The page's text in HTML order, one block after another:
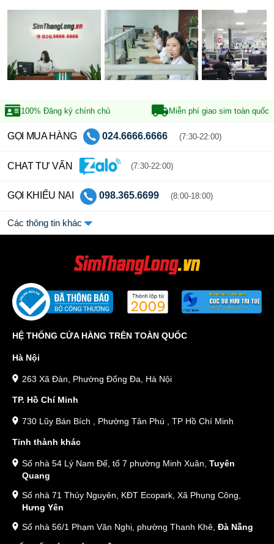
100% Đăng ký chính chủ Miễn phí giao sim toàn quốc
GỌI MUA HÀNG 024.6666.6666 (7:30-22:00)
CHAT TƯ VẤN (7:30-22:00)
GỌI KHIẾU NẠI 098.365.6699 (8:00-18:00)
Các thông tin khác
HỆ THỐNG CỬA HÀNG TRÊN TOÀN QUỐC
Hà Nội
263 Xã Đàn, Phường Đống Đa, Hà Nội
TP. Hồ Chí Minh
730 Lũy Bán Bích , Phường Tân Phú , TP Hồ Chí Minh
Tỉnh thành khác
Số nhà 54 Lý Nam Đế, tổ 7 phường Minh Xuân, Tuyên
Quang
Số nhà 71 Thủy Nguyên, KĐT Ecopark, Xã Phụng Công,
Hưng Yên
Số nhà 56/1 Phạm Văn Nghị, phường Thanh Khê, Đà Nẵng